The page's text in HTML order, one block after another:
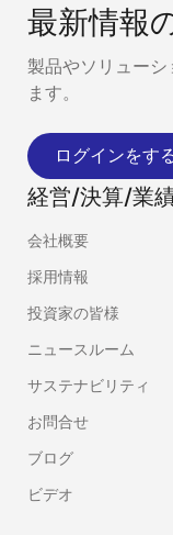
最新情報
製品やソリュー
ます。
ログインをす
経営/決算/業
会社概要
採用情報
投資家の皆様
ニュースルーム
サステナビリティ
お問合せ
ブログ
ビデオ